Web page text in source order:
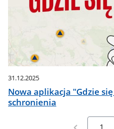
31.12.2025
Nowa aplikacja "Gdzie
schronienia